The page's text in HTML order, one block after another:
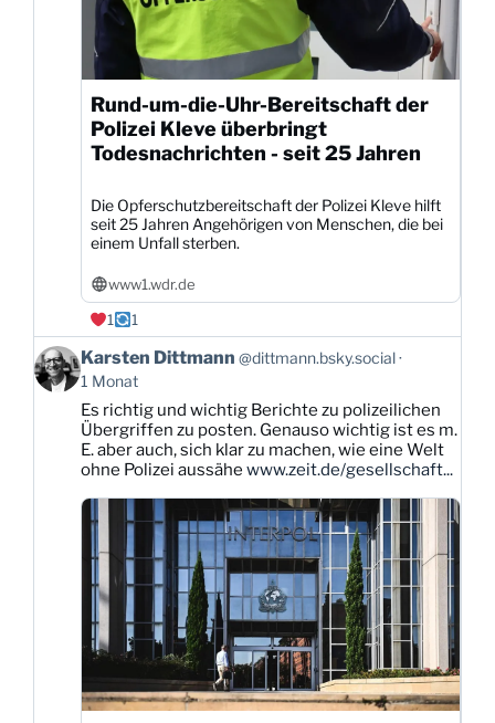
Rund-um-die-Uhr-Bereitschaft der
Polizei Kleve überbringt
Todesnachrichten - seit 25 Jahren
Die Opferschutzbereitschaft der Polizei Kleve hilft
seit 25 Jahren Angehörigen von Menschen, die bei
einem Unfall sterben.
www1.wdr.de
1
1
Beitrag
von
Karsten
Dittmann
Bluesky
ansehen
Karsten Dittmann @dittmann.bsky.social
1 Monat
Es richtig und wichtig Berichte zu polizeilichen
Übergriffen zu posten. Genauso wichtig ist es m.
E. aber auch, sich klar zu machen, wie eine Welt
ohne Polizei aussähe www.zeit.de/gesellschaft...